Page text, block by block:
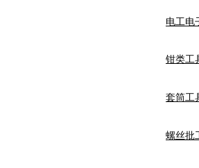
电工电
钳类工
套筒工
螺丝批